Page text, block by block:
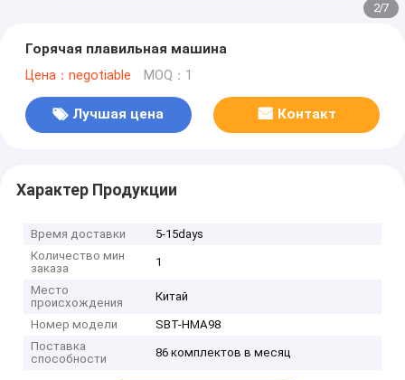
2/7
Горячая плавильная машина
Цена：negotiable MOQ：1
Лучшая цена Контакт
Характер Продукции
Время доставки
5-15days
Количество мин
заказа
1
Место
происхождения
Китай
Номер модели
SBT-HMA98
Поставка
способности
86 комплектов в месяц